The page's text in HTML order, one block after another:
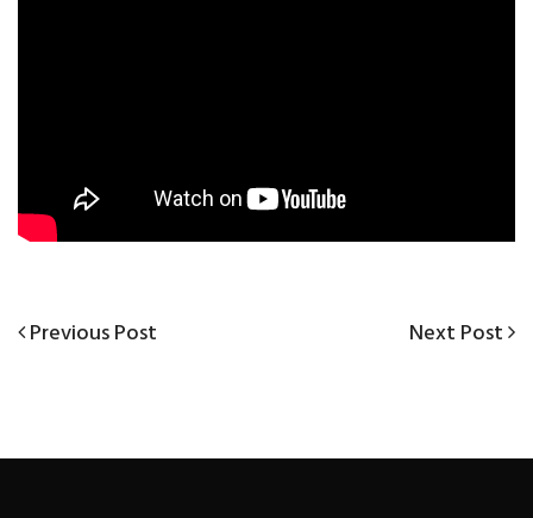
Post
Previous
Previous Post
Next
Next Post